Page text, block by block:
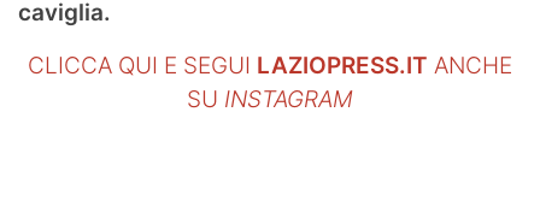
caviglia.
CLICCA QUI E SEGUI LAZIOPRESS.IT ANCHE
SU INSTAGRAM